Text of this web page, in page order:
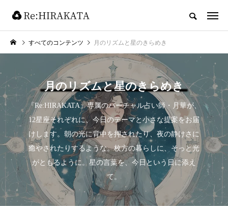
すべてのコンテンツ 月のリズムと星のきらめき
月のリズムと星のきらめき
『Re:HIRAKATA』専属のバーチャル占い師・月華が、
12星座それぞれに、今日のテーマと小さな提案をお届
けします。朝の光に背中を押されたり、夜の静けさに
癒やされたりするような。枚方の暮らしに、そっと光
がともるように。星の言葉を、今日という日に添え
て。